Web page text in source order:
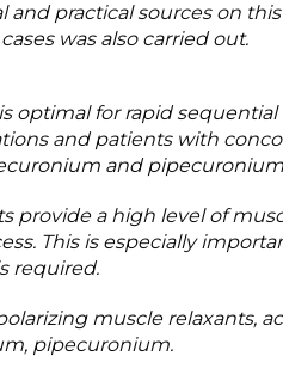
practical sources on
was also carried out.
optimal for rapid
and patients with
and
provide a high level of
This is especially
required.
muscle relaxants,
pipecuronium.